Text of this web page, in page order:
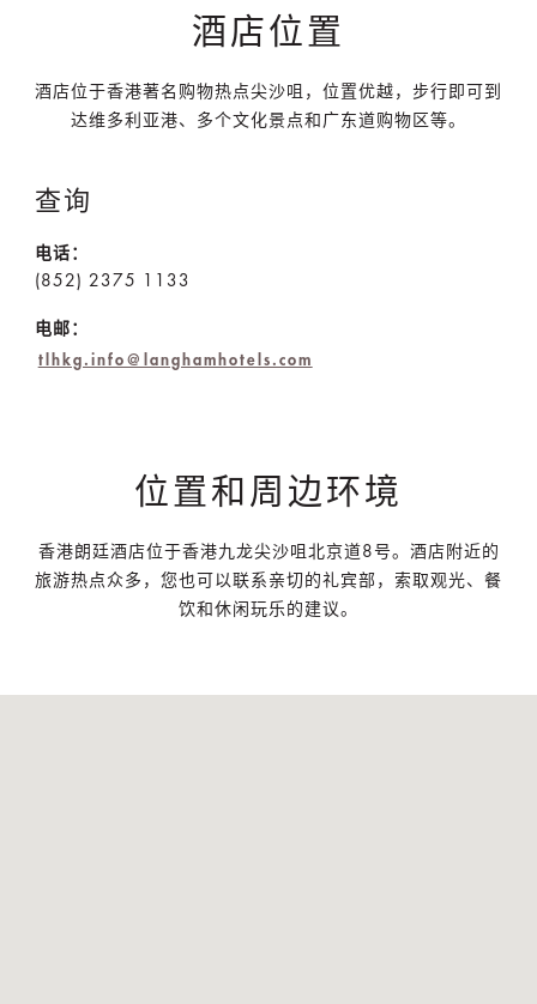
酒店位置
酒店位于香港著名购物热点尖沙咀，位置优越，步行即可到
达维多利亚港、多个文化景点和广东道购物区等。
查询
电话：
(852) 2375 1133
电邮：
tlhkg.info@langhamhotels.com
位置和周边环境
香港朗廷酒店位于香港九龙尖沙咀北京道8号。酒店附近的
旅游热点众多，您也可以联系亲切的礼宾部，索取观光、餐
饮和休闲玩乐的建议。